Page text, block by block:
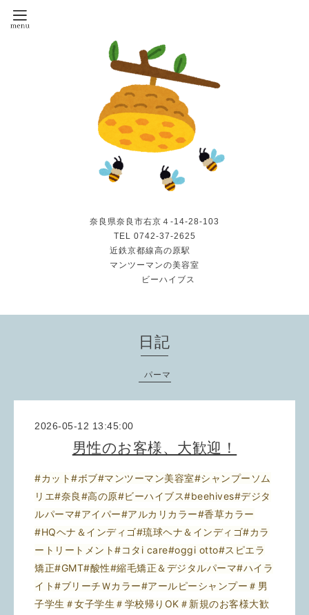
奈良県奈良市右京４-14-28-103
TEL 0742-37-2625
近鉄京都線高の原駅
マンツーマンの美容室
ビーハイブス
日記
パーマ
2026-05-12 13:45:00
男性のお客様、大歓迎！
#カット#ボブ#マンツーマン美容室#シャンプーソム
リエ#奈良#高の原#ビーハイブス#beehives#デジタ
ルパーマ#アイパー#アルカリカラー#香草カラー
#HQヘナ＆インディゴ#琉球ヘナ＆インディゴ#カラ
ートリートメント#コタi care#oggi otto#スピエラ
矯正#GMT#酸性#縮毛矯正＆デジタルパーマ#ハイラ
イト#ブリーチＷカラー#アールピーシャンプー＃男
子学生＃女子学生＃学校帰りOK＃新規のお客様大歓